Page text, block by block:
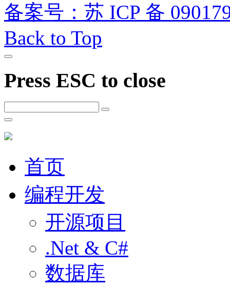
备案号：苏 ICP 备
Back to Top
Press ESC to close
首页
编程开发
开源项目
.Net & C#
数据库